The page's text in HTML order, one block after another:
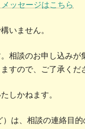
ッセージはこちら
いません。
相談のお申し込みが
すので、ご了承くだ
しかねます。
は、相談の連絡目